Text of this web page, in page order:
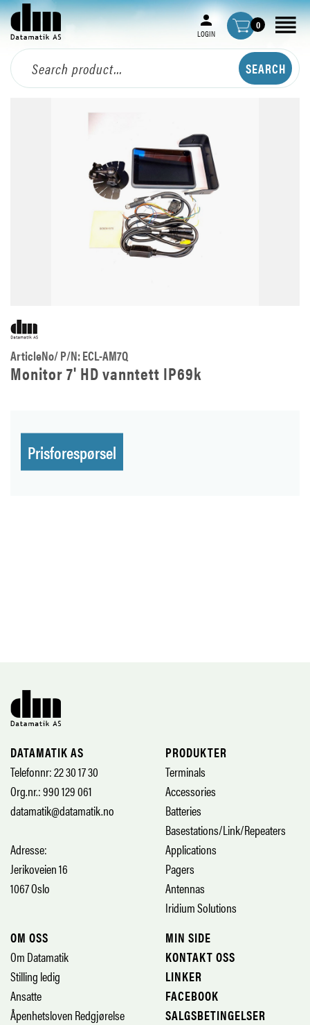
LOGIN
0
ArticleNo/ P/N: ECL-AM7Q
Monitor 7' HD vanntett IP69k
Prisforespørsel
DATAMATIK AS
Telefonnr: 22 30 17 30
Org.nr.: 990 129 061
datamatik@datamatik.no
Adresse:
Jerikoveien 16
1067 Oslo
PRODUKTER
Terminals
Accessories
Batteries
Basestations/Link/Repeaters
Applications
Pagers
Antennas
Iridium Solutions
OM OSS
Om Datamatik
Stilling ledig
Ansatte
Åpenhetsloven Redgjørelse
MIN SIDE
KONTAKT OSS
LINKER
FACEBOOK
SALGSBETINGELSER